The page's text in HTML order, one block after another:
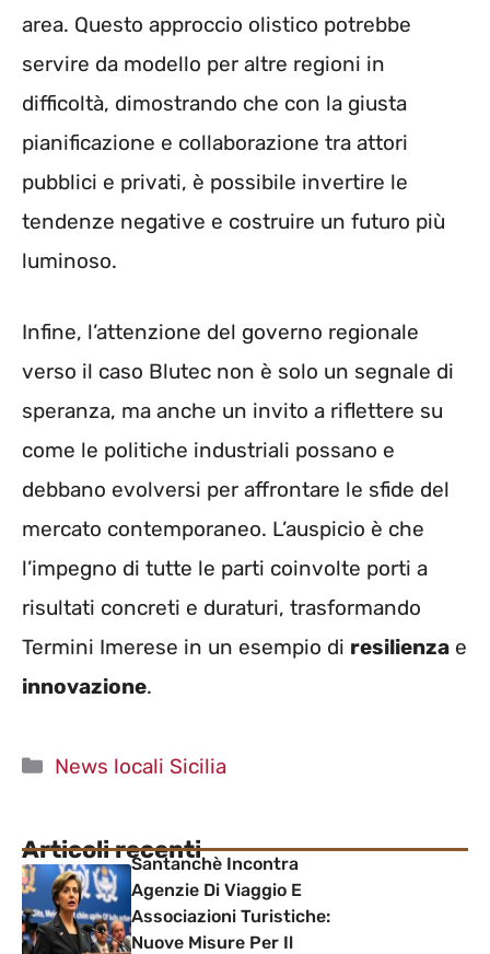
area. Questo approccio olistico potrebbe
servire da modello per altre regioni in
difficoltà, dimostrando che con la giusta
pianificazione e collaborazione tra attori
pubblici e privati, è possibile invertire le
tendenze negative e costruire un futuro più
luminoso.
Infine, l’attenzione del governo regionale
verso il caso Blutec non è solo un segnale di
speranza, ma anche un invito a riflettere su
come le politiche industriali possano e
debbano evolversi per affrontare le sfide del
mercato contemporaneo. L’auspicio è che
l’impegno di tutte le parti coinvolte porti a
risultati concreti e duraturi, trasformando
Termini Imerese in un esempio di resilienza e
innovazione.
Categorie
News locali Sicilia
Articoli recentiSantanchè Incontra
Agenzie Di Viaggio E
Associazioni Turistiche:
Nuove Misure Per Il